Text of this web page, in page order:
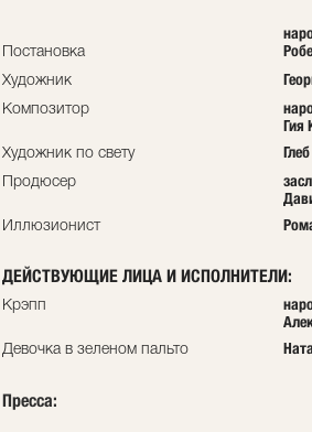
Постановка
Художник
Композитор
Гия
Художник по свету
Продюсер
Иллюзионист
ДЕЙСТВУЮЩИЕ ЛИЦА И ИСПОЛНИТЕЛИ:
Крэпп
Девочка в зеленом пальто
Пресса: